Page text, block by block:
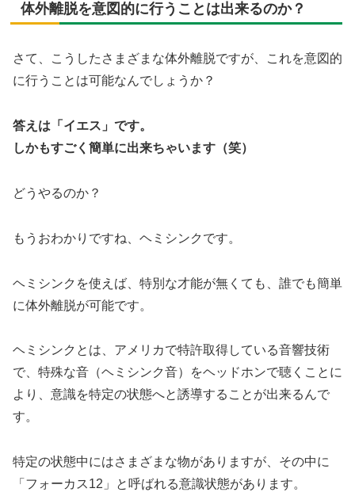
体外離脱を意図的に行うことは出来るのか？
さて、こうしたさまざまな体外離脱ですが、これを意図的
に行うことは可能なんでしょうか？
答えは「イエス」です。
しかもすごく簡単に出来ちゃいます（笑）
どうやるのか？
もうおわかりですね、ヘミシンクです。
ヘミシンクを使えば、特別な才能が無くても、誰でも簡単
に体外離脱が可能です。
ヘミシンクとは、アメリカで特許取得している音響技術
で、特殊な音（ヘミシンク音）をヘッドホンで聴くことに
より、意識を特定の状態へと誘導することが出来るんで
す。
特定の状態中にはさまざまな物がありますが、その中に
「フォーカス12」と呼ばれる意識状態があります。